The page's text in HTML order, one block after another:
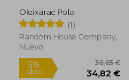
Oloixarac Pola
(1)
Random House Company,
Nuevo